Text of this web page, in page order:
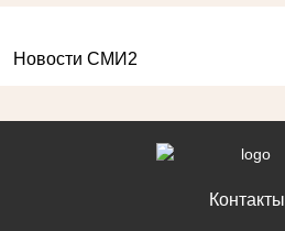
Новости СМИ2
Контакты